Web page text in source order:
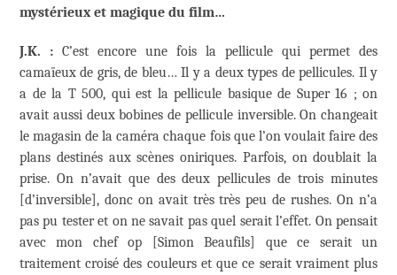
mystérieux et magique du film…
J.K. : C’est encore une fois la pellicule qui permet des
camaïeux de gris, de bleu… Il y a deux types de pellicules. Il y
a de la T 500, qui est la pellicule basique de Super 16 ; on
avait aussi deux bobines de pellicule inversible. On changeait
le magasin de la caméra chaque fois que l’on voulait faire des
plans destinés aux scènes oniriques. Parfois, on doublait la
prise. On n’avait que des deux pellicules de trois minutes
[d’inversible], donc on avait très très peu de rushes. On n’a
pas pu tester et on ne savait pas quel serait l’effet. On pensait
avec mon chef op [Simon Beaufils] que ce serait un
traitement croisé des couleurs et que ce serait vraiment plus